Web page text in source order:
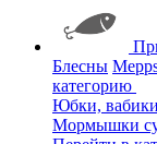
Блесны
категорию
Юбки, вабики
Мормышки